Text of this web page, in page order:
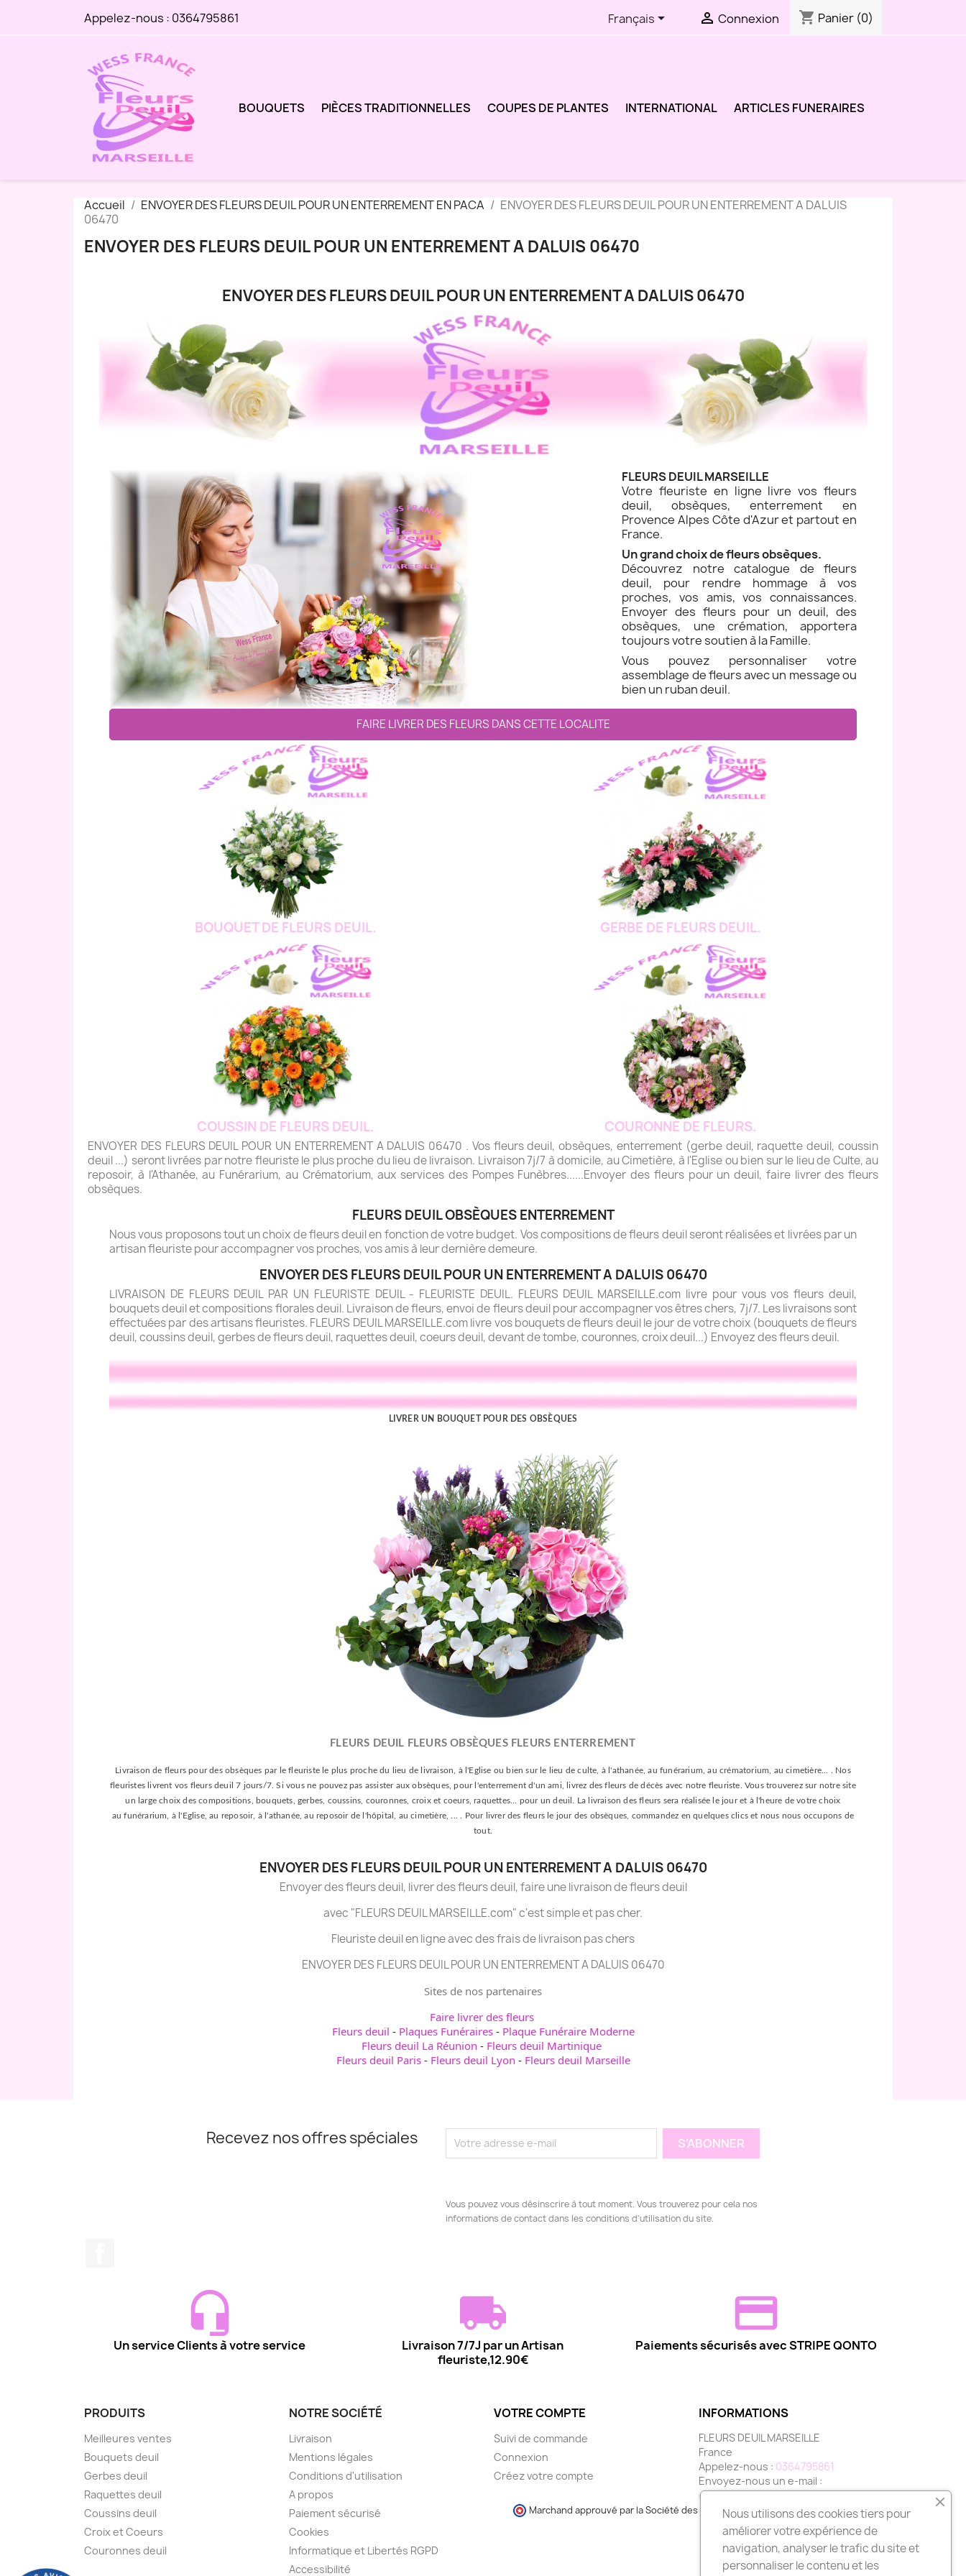
Appelez-nous : 0364795861 Français  Connexion shopping_cart Panier (0)
BOUQUETS PIÈCES TRADITIONNELLES COUPES DE PLANTES INTERNATIONAL ARTICLES FUNERAIRES
Accueil ENVOYER DES FLEURS DEUIL POUR UN ENTERREMENT EN PACA
ENVOYER DES FLEURS DEUIL POUR UN ENTERREMENT A DALUIS
06470
ENVOYER DES FLEURS DEUIL POUR UN ENTERREMENT A DALUIS 06470
ENVOYER DES FLEURS DEUIL POUR UN ENTERREMENT A DALUIS 06470
FLEURS DEUIL MARSEILLE
Votre fleuriste en ligne livre vos fleurs
deuil, obsèques, enterrement en
Provence Alpes Côte d'Azur et partout en
France.
Un grand choix de fleurs obsèques.
Découvrez notre catalogue de fleurs
deuil, pour rendre hommage à vos
proches, vos amis, vos connaissances.
Envoyer des fleurs pour un deuil, des
obsèques, une crémation, apportera
toujours votre soutien à la Famille.
Vous pouvez personnaliser votre
assemblage de fleurs avec un message ou
bien un ruban deuil.
FAIRE LIVRER DES FLEURS DANS CETTE LOCALITE
BOUQUET DE FLEURS DEUIL. GERBE DE FLEURS DEUIL.
COUSSIN DE FLEURS DEUIL. COURONNE DE FLEURS.
ENVOYER DES FLEURS DEUIL POUR UN ENTERREMENT A DALUIS 06470 . Vos fleurs deuil, obsèques, enterrement (gerbe deuil, raquette deuil, coussin
deuil ...) seront livrées par notre fleuriste le plus proche du lieu de livraison. Livraison 7j/7 à domicile, au Cimetière, à l'Eglise ou bien sur le lieu de Culte, au
reposoir, à l'Athanée, au Funérarium, au Crématorium, aux services des Pompes Funèbres......Envoyer des fleurs pour un deuil, faire livrer des fleurs
obsèques.
FLEURS DEUIL OBSÈQUES ENTERREMENT
Nous vous proposons tout un choix de fleurs deuil en fonction de votre budget. Vos compositions de fleurs deuil seront réalisées et livrées par un
artisan fleuriste pour accompagner vos proches, vos amis à leur dernière demeure.
ENVOYER DES FLEURS DEUIL POUR UN ENTERREMENT A DALUIS 06470
LIVRAISON DE FLEURS DEUIL PAR UN FLEURISTE DEUIL - FLEURISTE DEUIL. FLEURS DEUIL MARSEILLE.com livre pour vous vos fleurs deuil,
bouquets deuil et compositions florales deuil. Livraison de fleurs, envoi de fleurs deuil pour accompagner vos êtres chers, 7j/7. Les livraisons sont
effectuées par des artisans fleuristes. FLEURS DEUIL MARSEILLE.com livre vos bouquets de fleurs deuil le jour de votre choix (bouquets de fleurs
deuil, coussins deuil, gerbes de fleurs deuil, raquettes deuil, coeurs deuil, devant de tombe, couronnes, croix deuil...) Envoyez des fleurs deuil.
LIVRER UN BOUQUET POUR DES OBSÈQUES
FLEURS DEUIL FLEURS OBSÈQUES FLEURS ENTERREMENT
Livraison de fleurs pour des obsèques par le fleuriste le plus proche du lieu de livraison, à l'Eglise ou bien sur le lieu de culte, à l'athanée, au funérarium, au crématorium, au cimetière... . Nos
fleuristes livrent vos fleurs deuil 7 jours/7. Si vous ne pouvez pas assister aux obsèques, pour l'enterrement d'un ami, livrez des fleurs de décès avec notre fleuriste. Vous trouverez sur notre site
un large choix des compositions, bouquets, gerbes, coussins, couronnes, croix et coeurs, raquettes... pour un deuil. La livraison des fleurs sera réalisée le jour et à l'heure de votre choix
au funérarium, à l'Eglise, au reposoir, à l'athanée, au reposoir de l'hôpital, au cimetière, ... . Pour livrer des fleurs le jour des obsèques, commandez en quelques clics et nous nous occupons de
tout.
ENVOYER DES FLEURS DEUIL POUR UN ENTERREMENT A DALUIS 06470
Envoyer des fleurs deuil, livrer des fleurs deuil, faire une livraison de fleurs deuil
avec "FLEURS DEUIL MARSEILLE.com" c'est simple et pas cher.
Fleuriste deuil en ligne avec des frais de livraison pas chers
ENVOYER DES FLEURS DEUIL POUR UN ENTERREMENT A DALUIS 06470
Sites de nos partenaires
Faire livrer des fleurs
Fleurs deuil - Plaques Funéraires- Plaque Funéraire Moderne
Fleurs deuil La Réunion - Fleurs deuil Martinique
Fleurs deuil Paris- Fleurs deuil Lyon - Fleurs deuil Marseille
Recevez nos offres spéciales
Vous pouvez vous désinscrire à tout moment. Vous trouverez pour cela nos
informations de contact dans les conditions d'utilisation du site.
Un service Clients à votre service
Livraison 7/7J par un Artisan
fleuriste,12.90€
Paiements sécurisés avec STRIPE QONTO
PRODUITS
Meilleures ventes
Bouquets deuil
Gerbes deuil
Raquettes deuil
Coussins deuil
Croix et Coeurs
Couronnes deuil
NOTRE SOCIÉTÉ
Livraison
Mentions légales
Conditions d'utilisation
A propos
Paiement sécurisé
Cookies
Informatique et Libertés RGPD
Accessibilité
VOTRE COMPTE
Suivi de commande
Connexion
Créez votre compte
INFORMATIONS
FLEURS DEUIL MARSEILLE
France
Appelez-nous : 0364795861
Envoyez-nous un e-mail :
contact@fleurs-deuil-marseille.com
Marchand approuvé par la Société des Avis Garantis,cliquez ici pour vérifier.
Nous utilisons des cookies tiers pour
améliorer votre expérience de
navigation, analyser le trafic du site et
personnaliser le contenu et les